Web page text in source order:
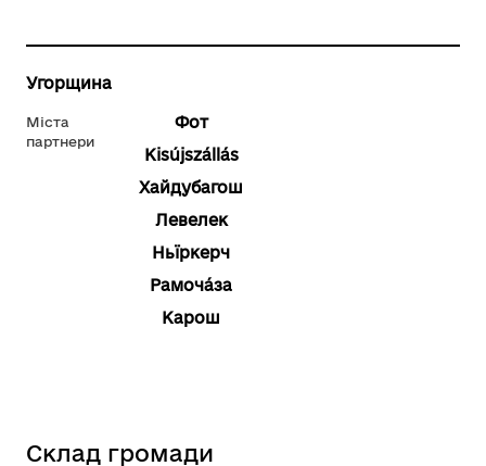
Угорщина
Міста
партнери
Фот
Kisújszállás
Хайдубагош
Левелек
Ньїркерч
Рамоча́за
Карош
Склад громади